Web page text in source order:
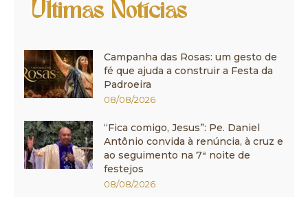
Últimas Notícias
Campanha das Rosas: um gesto de
fé que ajuda a construir a Festa da
Padroeira
08/08/2026
“Fica comigo, Jesus”: Pe. Daniel
Antônio convida à renúncia, à cruz e
ao seguimento na 7ª noite de
festejos
08/08/2026